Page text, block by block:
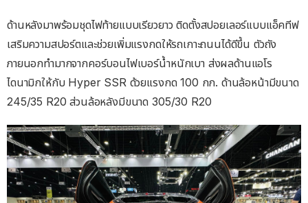
ด้านหลังมาพร้อมชุดไฟท้ายแบบเรียวยาว ติดตั้งสปอยเลอร์แบบแอ็คทีฟ
เสริมความสปอร์ตและช่วยเพิ่มแรงกดให้รถเกาะถนนได้ดีขึ้น ตัวถัง
ภายนอกทำมากจากคอร์บอนไฟเบอร์น้ำหนักเบา ส่งผลด้านแอโร
ไดนามิกให้กับ Hyper SSR ด้วยแรงกด 100 กก. ด้านล้อหน้ามีขนาด
245/35 R20 ส่วนล้อหลังมีขนาด 305/30 R20